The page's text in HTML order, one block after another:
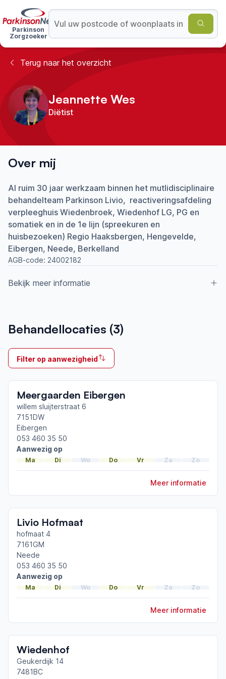
Parkinson
Zorgzoeker
Terug naar het overzicht
Jeannette Wes
Diëtist
Over mij
Al ruim 30 jaar werkzaam binnen het mutlidisciplinaire
behandelteam Parkinson Livio, reactiveringsafdeling
verpleeghuis Wiedenbroek, Wiedenhof LG, PG en
somatiek en in de 1e lijn (spreekuren en
huisbezoeken) Regio Haaksbergen, Hengevelde,
Eibergen, Neede, Berkelland
AGB-code: 24002182
Bekijk meer informatie
2009
Ik behandel
Op locatie & Thuis
netwerk
Twente
Afgeronde ParkinsonNet-scholingen
Online workshop paramedische richtlijn
Online workshop nieuwe paramedische richtlijn
ParkinsonNet congres 2025
Behandellocaties (3)
Filter op aanwezigheid
Meergaarden Eibergen
willem sluijterstraat 6
7151DW
Eibergen
053 460 35 50
Aanwezig op
Ma Di Wo Do Vr Za Zo
Meer informatie
Livio Hofmaat
hofmaat 4
7161GM
Neede
053 460 35 50
Aanwezig op
Ma Di Wo Do Vr Za Zo
Meer informatie
Wiedenhof
Geukerdijk 14
7481BC